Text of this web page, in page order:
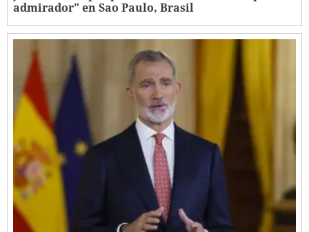
admirador" en Sao Paulo, Brasil